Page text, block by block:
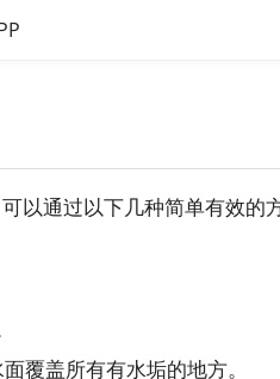
以通过以下几种简单有效的
覆盖所有有水垢的地方。